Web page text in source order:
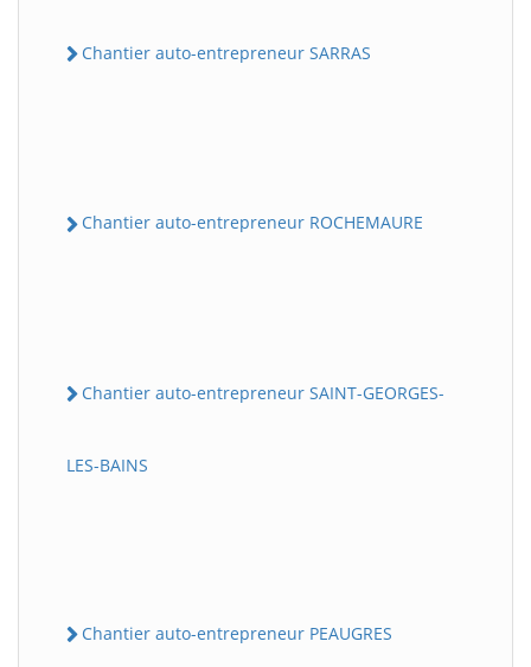
Chantier auto-entrepreneur SARRAS
Chantier auto-entrepreneur ROCHEMAURE
Chantier auto-entrepreneur SAINT-GEORGES-
LES-BAINS
Chantier auto-entrepreneur PEAUGRES